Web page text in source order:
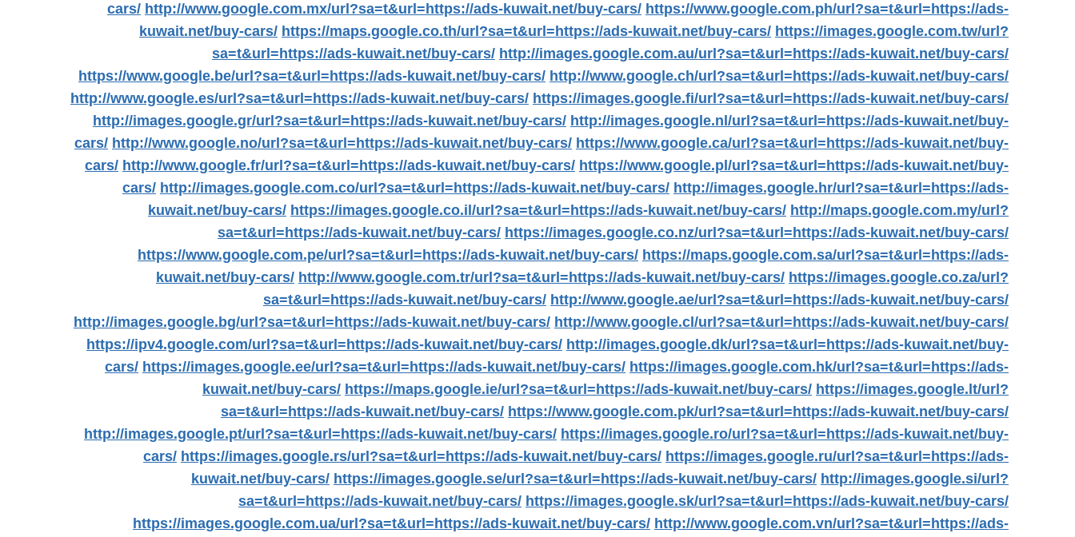
cars/ http://www.google.com.mx/url?sa=t&url=https://ads-kuwait.net/buy-cars/ https://www.google.com.ph/url?sa=t&url=https://ads-
kuwait.net/buy-cars/ https://maps.google.co.th/url?sa=t&url=https://ads-kuwait.net/buy-cars/ https://images.google.com.tw/url?
sa=t&url=https://ads-kuwait.net/buy-cars/ http://images.google.com.au/url?sa=t&url=https://ads-kuwait.net/buy-cars/
https://www.google.be/url?sa=t&url=https://ads-kuwait.net/buy-cars/ http://www.google.ch/url?sa=t&url=https://ads-kuwait.net/buy-cars/
http://www.google.es/url?sa=t&url=https://ads-kuwait.net/buy-cars/ https://images.google.fi/url?sa=t&url=https://ads-kuwait.net/buy-cars/
http://images.google.gr/url?sa=t&url=https://ads-kuwait.net/buy-cars/ http://images.google.nl/url?sa=t&url=https://ads-kuwait.net/buy-
cars/ http://www.google.no/url?sa=t&url=https://ads-kuwait.net/buy-cars/ https://www.google.ca/url?sa=t&url=https://ads-kuwait.net/buy-
cars/ http://www.google.fr/url?sa=t&url=https://ads-kuwait.net/buy-cars/ https://www.google.pl/url?sa=t&url=https://ads-kuwait.net/buy-
cars/ http://images.google.com.co/url?sa=t&url=https://ads-kuwait.net/buy-cars/ http://images.google.hr/url?sa=t&url=https://ads-
kuwait.net/buy-cars/ https://images.google.co.il/url?sa=t&url=https://ads-kuwait.net/buy-cars/ http://maps.google.com.my/url?
sa=t&url=https://ads-kuwait.net/buy-cars/ https://images.google.co.nz/url?sa=t&url=https://ads-kuwait.net/buy-cars/
https://www.google.com.pe/url?sa=t&url=https://ads-kuwait.net/buy-cars/ https://maps.google.com.sa/url?sa=t&url=https://ads-
kuwait.net/buy-cars/ http://www.google.com.tr/url?sa=t&url=https://ads-kuwait.net/buy-cars/ https://images.google.co.za/url?
sa=t&url=https://ads-kuwait.net/buy-cars/ http://www.google.ae/url?sa=t&url=https://ads-kuwait.net/buy-cars/
http://images.google.bg/url?sa=t&url=https://ads-kuwait.net/buy-cars/ http://www.google.cl/url?sa=t&url=https://ads-kuwait.net/buy-cars/
https://ipv4.google.com/url?sa=t&url=https://ads-kuwait.net/buy-cars/ http://images.google.dk/url?sa=t&url=https://ads-kuwait.net/buy-
cars/ https://images.google.ee/url?sa=t&url=https://ads-kuwait.net/buy-cars/ https://images.google.com.hk/url?sa=t&url=https://ads-
kuwait.net/buy-cars/ https://maps.google.ie/url?sa=t&url=https://ads-kuwait.net/buy-cars/ https://images.google.lt/url?
sa=t&url=https://ads-kuwait.net/buy-cars/ https://www.google.com.pk/url?sa=t&url=https://ads-kuwait.net/buy-cars/
http://images.google.pt/url?sa=t&url=https://ads-kuwait.net/buy-cars/ https://images.google.ro/url?sa=t&url=https://ads-kuwait.net/buy-
cars/ https://images.google.rs/url?sa=t&url=https://ads-kuwait.net/buy-cars/ https://images.google.ru/url?sa=t&url=https://ads-
kuwait.net/buy-cars/ https://images.google.se/url?sa=t&url=https://ads-kuwait.net/buy-cars/ http://images.google.si/url?
sa=t&url=https://ads-kuwait.net/buy-cars/ https://images.google.sk/url?sa=t&url=https://ads-kuwait.net/buy-cars/
https://images.google.com.ua/url?sa=t&url=https://ads-kuwait.net/buy-cars/ http://www.google.com.vn/url?sa=t&url=https://ads-